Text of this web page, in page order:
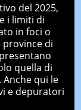
del 2025,
i limiti di
in foci o
province di
quella di
qui le
e depuratori